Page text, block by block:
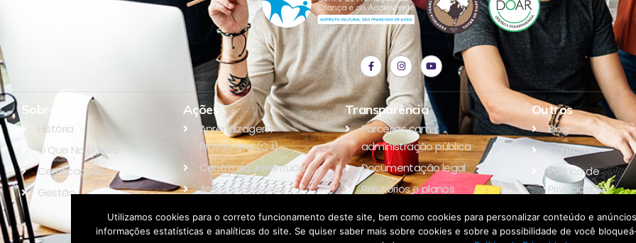
Sobre Nós
História
O Que Nos Move
Certificações
Gestão
Ações
Aprendizagem
Profissional (CJ)
Centro da Juventude
Assistência Social
Educação
Transparência
Parcerias com
administração pública
Documentação legal
Relatórios e planos
Parceiros
Outros
Blog
Contato
Política de
Privacidade
Utilizamos cookies para o correto funcionamento deste site, bem como cookies para personalizar conteúdo e
informações estatísticas e analíticas do site. Se quiser saber mais sobre cookies e sobre a possibilidade de você